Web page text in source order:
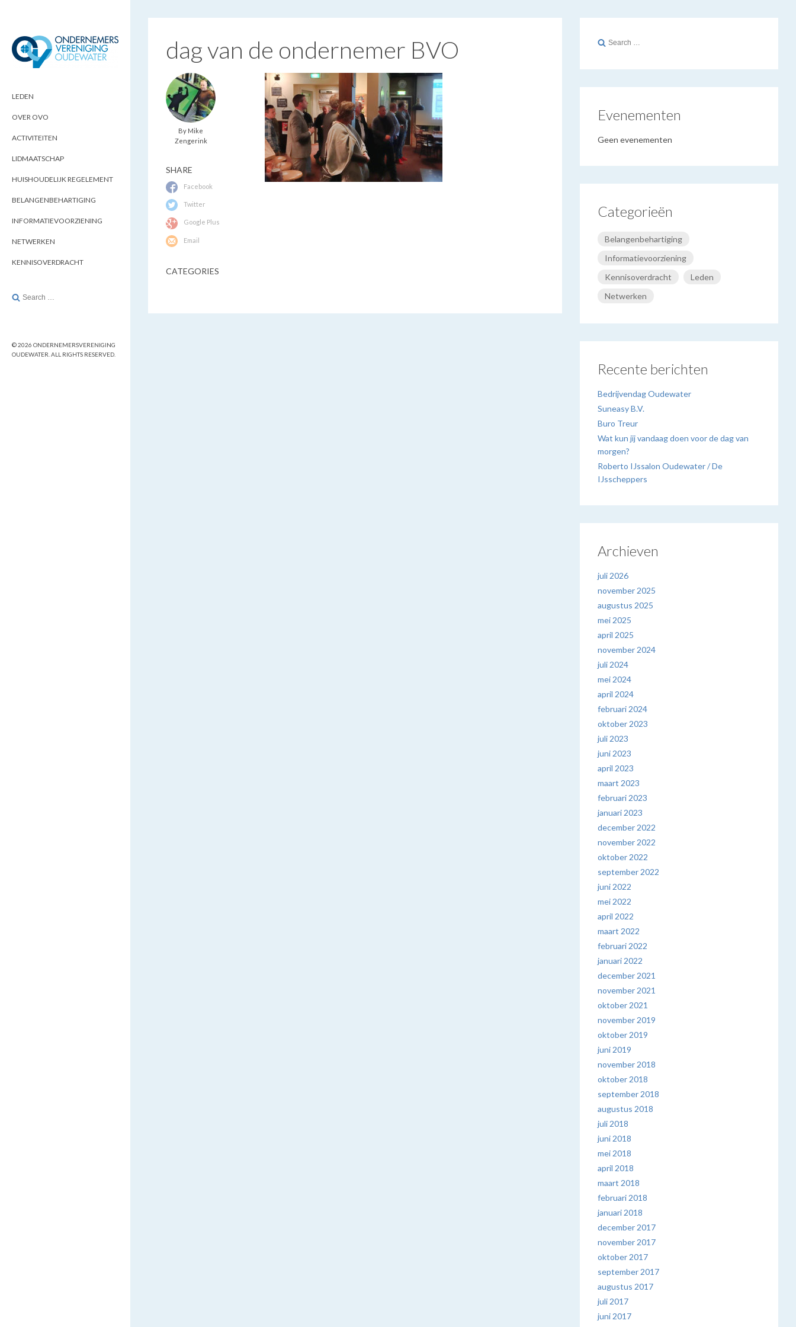
LEDEN
OVER OVO
ACTIVITEITEN
LIDMAATSCHAP
HUISHOUDELIJK REGELEMENT
BELANGENBEHARTIGING
INFORMATIEVOORZIENING
NETWERKEN
KENNISOVERDRACHT
Search
© 2026 ONDERNEMERSVERENIGING
OUDEWATER. ALL RIGHTS RESERVED.
dag van de ondernemer BVO
By Mike
Zengerink
SHARE
Facebook
Twitter
Google Plus
Email
CATEGORIES
Search
Evenementen
Geen evenementen
Categorieën
Belangenbehartiging
Informatievoorziening
Kennisoverdracht
Leden
Netwerken
Recente berichten
Bedrijvendag Oudewater
Suneasy B.V.
Buro Treur
Wat kun jij vandaag doen voor de dag van
morgen?
Roberto IJssalon Oudewater / De
IJsscheppers
Archieven
juli 2026
november 2025
augustus 2025
mei 2025
april 2025
november 2024
juli 2024
mei 2024
april 2024
februari 2024
oktober 2023
juli 2023
juni 2023
april 2023
maart 2023
februari 2023
januari 2023
december 2022
november 2022
oktober 2022
september 2022
juni 2022
mei 2022
april 2022
maart 2022
februari 2022
januari 2022
december 2021
november 2021
oktober 2021
november 2019
oktober 2019
juni 2019
november 2018
oktober 2018
september 2018
augustus 2018
juli 2018
juni 2018
mei 2018
april 2018
maart 2018
februari 2018
januari 2018
december 2017
november 2017
oktober 2017
september 2017
augustus 2017
juli 2017
juni 2017